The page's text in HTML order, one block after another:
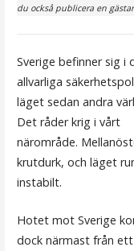
du också publicera en
Sverige befinner sig i
allvarliga
läget sedan andra
Det råder krig i vårt
närområde.
krutdurk, och läget
instabilt.
Hotet mot Sverige
dock närmast från